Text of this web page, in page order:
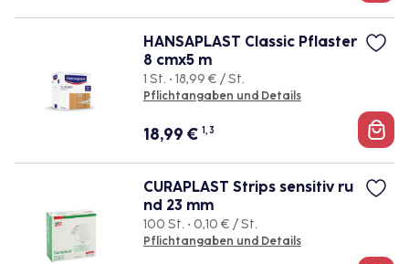
HANSAPLAST Classic Pflaster
8 cmx5 m
1 St. • 18,99 € / St.
Pflichtangaben und Details
18,99 € 1, 3
CURAPLAST Strips sensitiv ru
nd 23 mm
100 St. • 0,10 € / St.
Pflichtangaben und Details